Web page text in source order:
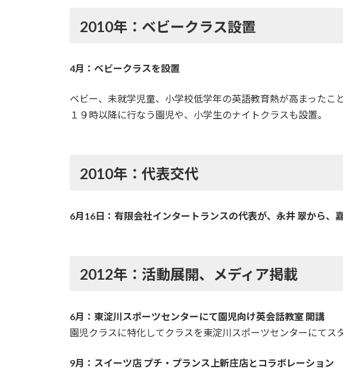
2010年：ベビークラス設置
4月：ベビークラスを設置
ベビー、未就学児童、小学校低学年の英語教育熱が高まったこ
１９時以降に行なう園児や、小学生のナイトクラスも設置。
2010年：代表交代
6月16日：有限会社インタートランスの代表が、永井 翠から、
2012年：活動展開、メディア掲載
6月：東淀川スポーツセンターにて園児向け英会話教室 開講
園児クラスに特化してクラスを東淀川スポーツセンターにてス
9月：スイーツ店 プチ・プランス上新庄店とコラボレーション